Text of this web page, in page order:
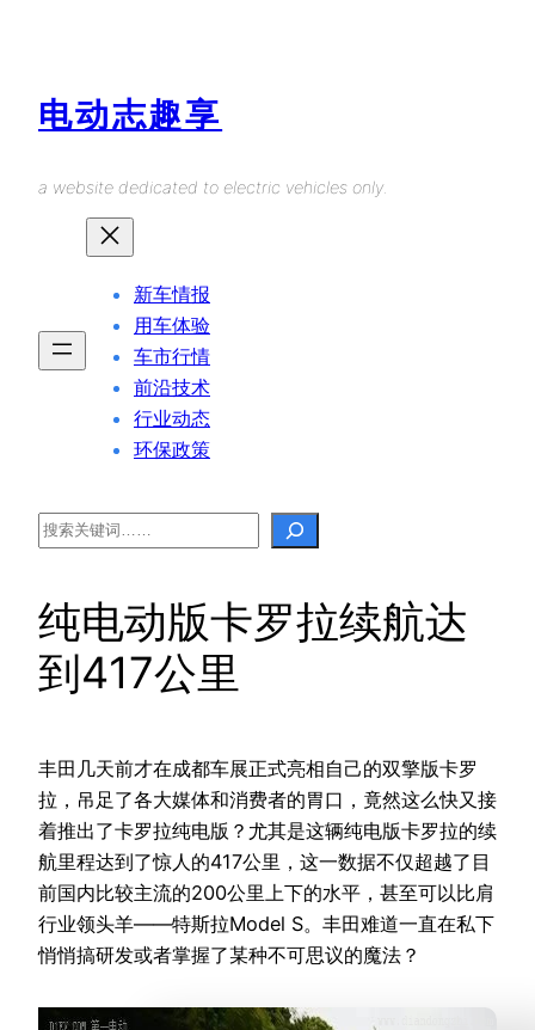
电动志趣享
a website dedicated to electric vehicles only.
新车情报
用车体验
车市行情
前沿技术
行业动态
环保政策
Search
纯电动版卡罗拉续航达
到417公里
丰田几天前才在成都车展正式亮相自己的双擎版卡罗
拉，吊足了各大媒体和消费者的胃口，竟然这么快又接
着推出了卡罗拉纯电版？尤其是这辆纯电版卡罗拉的续
航里程达到了惊人的417公里，这一数据不仅超越了目
前国内比较主流的200公里上下的水平，甚至可以比肩
行业领头羊——特斯拉Model S。丰田难道一直在私下
悄悄搞研发或者掌握了某种不可思议的魔法？